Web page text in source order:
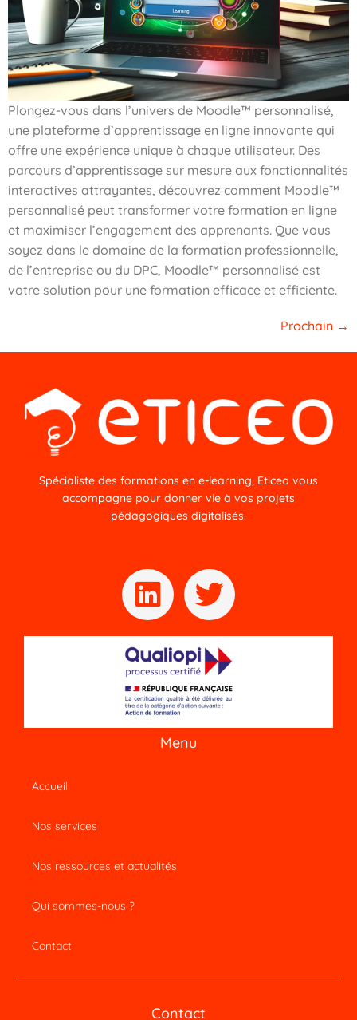
Plongez-vous dans l’univers de Moodle™ personnalisé,
une plateforme d’apprentissage en ligne innovante qui
offre une expérience unique à chaque utilisateur. Des
parcours d’apprentissage sur mesure aux fonctionnalités
interactives attrayantes, découvrez comment Moodle™
personnalisé peut transformer votre formation en ligne
et maximiser l’engagement des apprenants. Que vous
soyez dans le domaine de la formation professionnelle,
de l’entreprise ou du DPC, Moodle™ personnalisé est
votre solution pour une formation efficace et efficiente.
Prochain →
Spécialiste des formations en e-learning, Eticeo vous
accompagne pour donner vie à vos projets
pédagogiques digitalisés.
Menu
Accueil
Nos services
Nos ressources et actualités
Qui sommes-nous ?
Contact
Contact